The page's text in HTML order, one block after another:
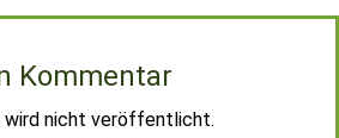
Kommentar
wird nicht veröffentlicht.